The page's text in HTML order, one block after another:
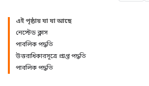
এই পৃষ্ঠায় যা যা আছে
নেস্টেড ক্লাস
পাবলিক পদ্ধতি
উত্তরাধিকারসূত্রে প্রাপ্ত পদ্ধতি
পাবলিক পদ্ধতি